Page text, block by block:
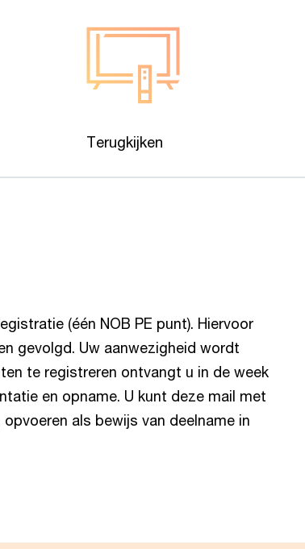
Terugkijken
(één NOB PE punt). Hiervoor
gevolgd. Uw aanwezigheid wordt
te registreren ontvangt u in de week
en opname. U kunt deze mail met
als bewijs van deelname in